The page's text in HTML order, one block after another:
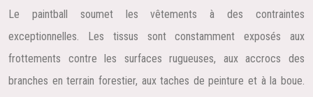
Le paintball soumet les vêtements à des contraintes
exceptionnelles. Les tissus sont constamment exposés aux
frottements contre les surfaces rugueuses, aux accrocs des
branches en terrain forestier, aux taches de peinture et à la boue.